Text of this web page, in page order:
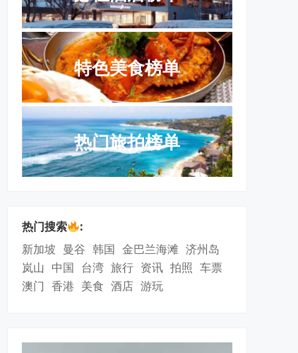
特色美食榜单
热门旅拍榜单
热门搜索
:
新加坡 曼谷 韩国 金巴兰海滩 济州岛
岚山 中国 台湾 旅行 资讯 拍照 车票
澳门 香港 美食 酒店 游玩